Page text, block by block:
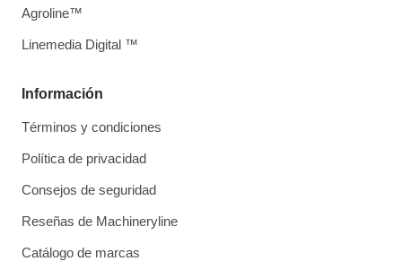
Información
Términos y condiciones
Política de privacidad
Consejos de seguridad
Reseñas de Machineryline
Catálogo de marcas
Agroline™
Linemedia Digital ™